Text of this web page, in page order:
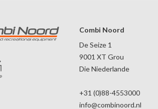
Combi Noord
De Seize 1
9001 XT Grou
Die Niederlande
+31 (0)88-4553000
info@combinoord.nl